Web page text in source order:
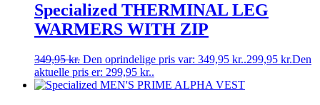
Specialized THERMINAL LEG
WARMERS WITH ZIP
349,95kr. Den oprindelige pris var: 349,95 kr..299,95 kr.Den
aktuelle pris er: 299,95 kr..